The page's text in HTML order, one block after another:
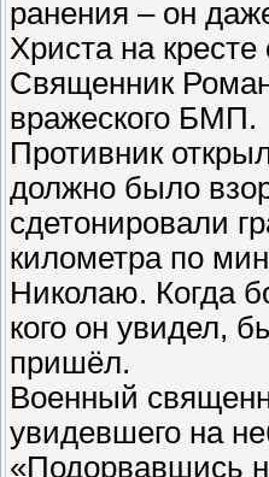
ранения – он
Христа на
Священник
вражеского БМП.
Противник
должно было
сдетонировали
километра по
Николаю. Когда
кого он увидел,
пришёл.
Военный
увидевшего на
«Подорвавшись